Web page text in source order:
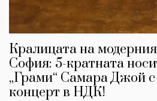
Кралицата на
София: 5-кратната
„Грами“ Самара Джой с
концерт в НДК!